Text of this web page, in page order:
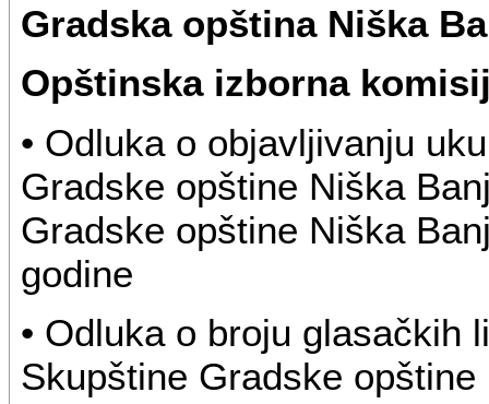
Gradska opština Niška
Opštinska izborna
• Odluka o objavljivanju
Gradske opštine Niška
Gradske opštine Niška
godine
• Odluka o broju glasačkih
Skupštine Gradske